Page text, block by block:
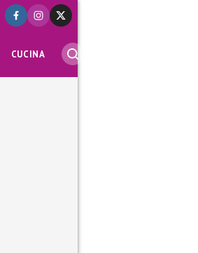
CUCINA